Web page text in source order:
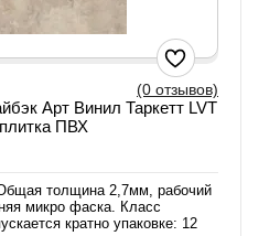
(0 отзывов)
Арт Винил Таркетт LVT
ПВХ
толщина 2,7мм, рабочий
микро фаска. Класс
кратно упаковке: 12